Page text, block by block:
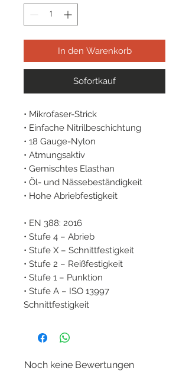
In den Warenkorb
Sofortkauf
• Mikrofaser-Strick
• Einfache Nitrilbeschichtung
• 18 Gauge-Nylon
• Atmungsaktiv
• Gemischtes Elasthan
• Öl- und Nässebeständigkeit
• Hohe Abriebfestigkeit
• EN 388: 2016
• Stufe 4 – Abrieb
• Stufe X – Schnittfestigkeit
• Stufe 2 – Reißfestigkeit
• Stufe 1 – Punktion
• Stufe A – ISO 13997
Schnittfestigkeit
Noch keine Bewertungen